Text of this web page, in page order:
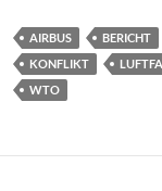
AIRBUS BERICHT
KONFLIKT
WTO